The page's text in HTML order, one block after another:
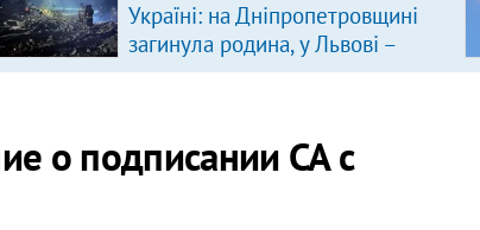
Україні: на Дніпропетровщині
загинула родина, у Львові –
удар по багатоповерхівках
о подписании СА с